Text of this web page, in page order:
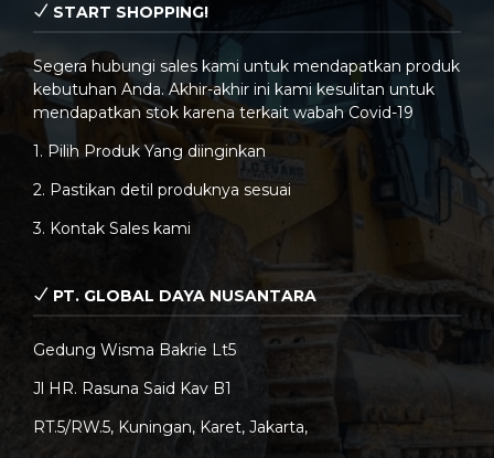
START SHOPPING!
Segera hubungi sales kami untuk mendapatkan produk
kebutuhan Anda. Akhir-akhir ini kami kesulitan untuk
mendapatkan stok karena terkait wabah Covid-19
1. Pilih Produk Yang diinginkan
2. Pastikan detil produknya sesuai
3. Kontak Sales kami
PT. GLOBAL DAYA NUSANTARA
Gedung Wisma Bakrie Lt5
Jl HR. Rasuna Said Kav B1
RT.5/RW.5, Kuningan, Karet, Jakarta,